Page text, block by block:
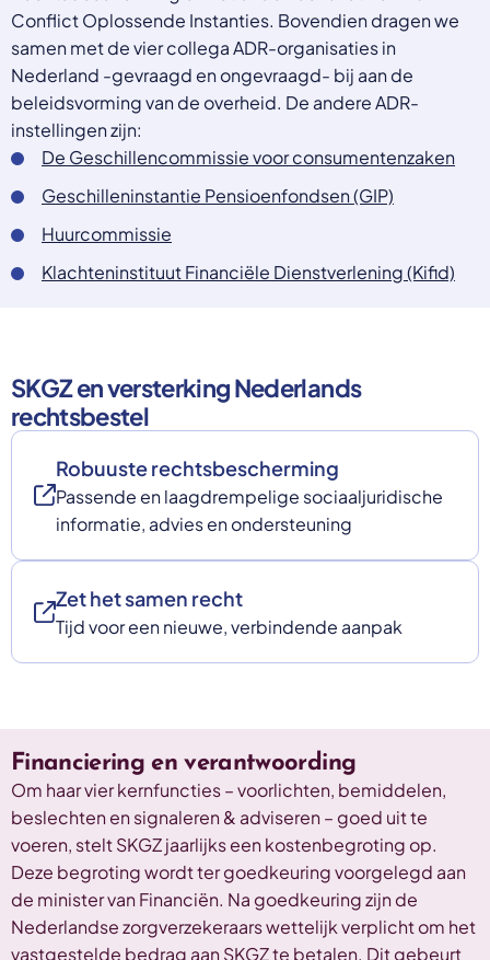
Conflict Oplossende Instanties. Bovendien dragen we
samen met de vier collega ADR-organisaties in
Nederland -gevraagd en ongevraagd- bij aan de
beleidsvorming van de overheid. De andere ADR-
instellingen zijn:
De Geschillencommissie voor consumentenzaken
Geschilleninstantie Pensioenfondsen (GIP)
Huurcommissie
Klachteninstituut Financiële Dienstverlening (Kifid)
SKGZ en versterking Nederlands
rechtsbestel
Robuuste rechtsbescherming
Passende en laagdrempelige sociaaljuridische
informatie, advies en ondersteuning
Zet het samen recht
Tijd voor een nieuwe, verbindende aanpak
Financiering en verantwoording
Om haar vier kernfuncties – voorlichten, bemiddelen,
beslechten en signaleren & adviseren – goed uit te
voeren, stelt SKGZ jaarlijks een kostenbegroting op.
Deze begroting wordt ter goedkeuring voorgelegd aan
de minister van Financiën. Na goedkeuring zijn de
Nederlandse zorgverzekeraars wettelijk verplicht om het
vastgestelde bedrag aan SKGZ te betalen. Dit gebeurt